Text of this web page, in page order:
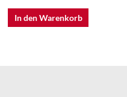
In den Warenkorb